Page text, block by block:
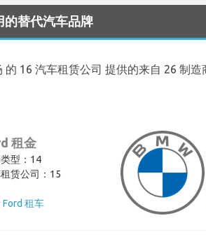
的替代汽车品牌
16 汽车租赁公司 提供的来自 26 制造
租金
型：14
赁公司：15
Ford 租车